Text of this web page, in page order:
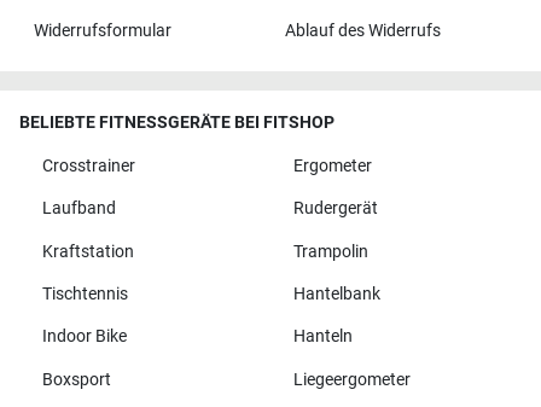
Widerrufsformular Ablauf des Widerrufs
BELIEBTE FITNESSGERÄTE BEI FITSHOP
Crosstrainer Ergometer
Laufband Rudergerät
Kraftstation Trampolin
Tischtennis Hantelbank
Indoor Bike Hanteln
Boxsport Liegeergometer